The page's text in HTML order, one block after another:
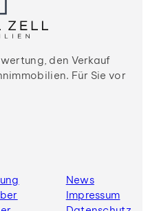
den Verkauf
Für Sie vor
News
Impressum